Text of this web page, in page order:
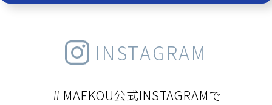
INSTAGRAM
＃MAEKOU公式INSTAGRAMで